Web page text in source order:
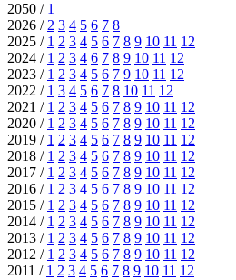
2050 / 1
2026 /2 3 4 5 6 7 8
2025 / 1 2 3 4 5 6 7 8 9 10 11 12
2024 / 1 2 3 4 6 7 8 9 10 11 12
2023 / 1 2 3 4 5 6 7 9 10 11 12
2022 / 1 3 4 5 6 7 8 10 11 12
2021 / 1 2 3 4 5 6 7 8 9 10 11 12
2020 / 1 2 3 4 5 6 7 8 9 10 11 12
2019 / 1 2 3 4 5 6 7 8 9 10 11 12
2018 / 1 2 3 4 5 6 7 8 9 10 11 12
2017 / 1 2 3 4 5 6 7 8 9 10 11 12
2016 / 1 2 3 4 5 6 7 8 9 10 11 12
2015 / 1 2 3 4 5 6 7 8 9 10 11 12
2014 / 1 2 3 4 5 6 7 8 9 10 11 12
2013 / 1 2 3 4 5 6 7 8 9 10 11 12
2012 / 1 2 3 4 5 6 7 8 9 10 11 12
2011 / 1 2 3 4 5 6 7 8 9 10 11 12